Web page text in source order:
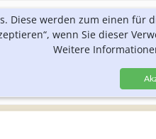
Diese werden zum einen
wenn Sie dieser
Weitere